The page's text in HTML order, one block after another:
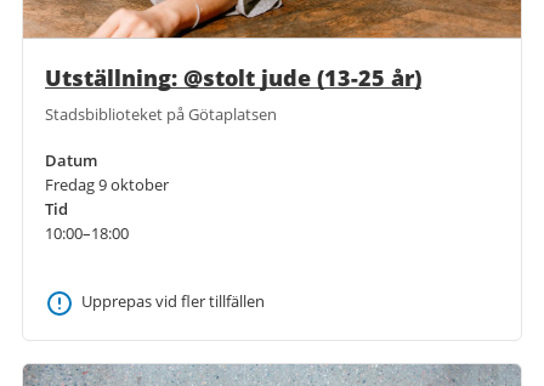
Utställning: @stolt jude (13-25 år)
Stadsbiblioteket på Götaplatsen
Datum
Fredag 9 oktober
Tid
10:00–18:00
Upprepas vid fler tillfällen